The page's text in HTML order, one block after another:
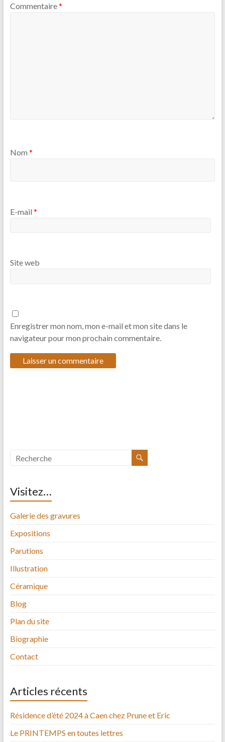
Commentaire*
Nom *
E-mail *
Site web
Enregistrer mon nom, mon e-mail et mon site dans le
navigateur pour mon prochain commentaire.
Visitez…
Galerie des gravures
Expositions
Parutions
Illustration
Céramique
Blog
Plan du site
Biographie
Contact
Articles récents
Résidence d’été 2024 à Caen chez Prune et Eric
Le PRINTEMPS en toutes lettres